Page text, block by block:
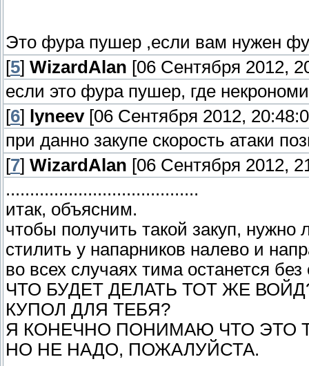
Это фура пушер ,если вам нужен
[5] WizardAlan [06 Сентября 2012,
если это фура пушер, где
[6] lyneev[06 Сентября 2012,
при данно закупе скорость атаки
[7] WizardAlan [06 Сентября 2012,
........................................
итак, объясним.
чтобы получить такой закуп,
стилить у напарников налево и
во всех случаях тима останется
ЧТО БУДЕТ ДЕЛАТЬ ТОТ ЖЕ
КУПОЛ ДЛЯ ТЕБЯ?
Я КОНЕЧНО ПОНИМАЮ ЧТО ЭТО
НО НЕ НАДО, ПОЖАЛУЙСТА.